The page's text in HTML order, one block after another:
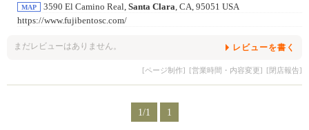
MAP 3590 El Camino Real, Santa Clara , CA, 95051 USA
https://www.fujibentosc.com/
まだレビューはありません。 レビューを書く
[ページ制作] [営業時間・内容変更] [閉店報告]
1/1 1